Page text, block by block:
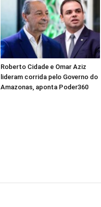
Roberto Cidade e Omar Aziz
lideram corrida pelo Governo do
Amazonas, aponta Poder360